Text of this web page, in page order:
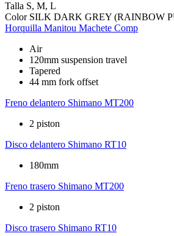
Talla S, M, L
Color SILK DARK GREY (RAINBOW
Horquilla Manitou Machete Comp
Air
120mm suspension travel
Tapered
44 mm fork offset
Freno delantero Shimano MT200
2 piston
Disco delantero Shimano RT10
180mm
Freno trasero Shimano MT200
2 piston
Disco trasero Shimano RT10